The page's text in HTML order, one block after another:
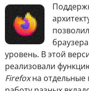
уровень. В этой
реализовали
Firefoxна отдельные